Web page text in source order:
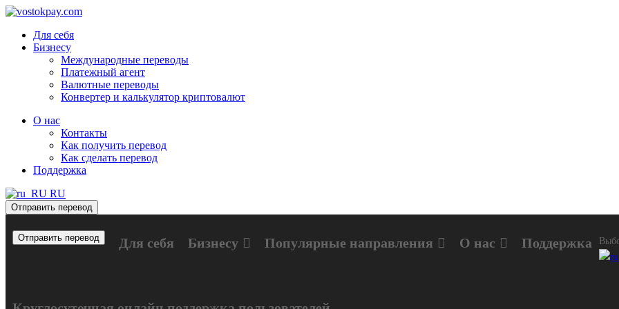
Для себя
Бизнесу
Международные переводы
Платежный агент
Валютные переводы
Конвертер и калькулятор криптовалют
О нас
Контакты
Как получить перевод
Как сделать перевод
Поддержка
RU
Отправить перевод
Отправить перевод Для себя Бизнесу Популярные направления О нас Поддержка